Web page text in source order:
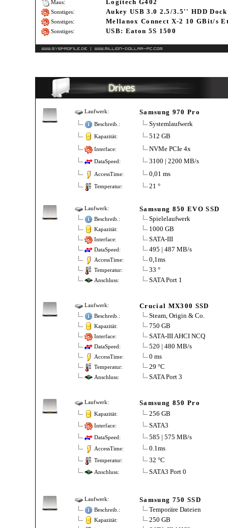
Maus: Logitech G402
Sonstiges: Aukey USB 3.0 2.5/3.5'' HDD Dock
Sonstiges: Mellanox Connect X-2 10 GBit/s
Sonstiges: USB: Eaton 5S 1500
Laufwerk: Samsung 970 Pro
Beschreib.: Systemlaufwerk
Kapazität: 512 GB
Interface: NVMe PCIe 4x
DataSpeed: 3100 | 2200 MB/s
AccessTime: 0,01 ms
Temperatur: 21 °
Laufwerk: Samsung 850 EVO SSD
Beschreib.: Spielelaufwerk
Kapazität: 1000 GB
Interface: SATA-III
DataSpeed: 495 | 487 MB/s
AccessTime: 0,1ms
Temperatur: 33 °
Anschluss: SATA Port 1
Laufwerk: Crucial MX300 SSD
Beschreib.: Steam, Origin & Co.
Kapazität: 750 GB
Interface: SATA-III AHCI NCQ
DataSpeed: 520 | 480 MB/s
AccessTime: 0 ms
Temperatur: 29 °C
Anschluss: SATA Port 3
Laufwerk: Samsung 850 Pro
Kapazität: 256 GB
Interface: SATA3
DataSpeed: 585 | 575 MB/s
AccessTime: 0.1ms
Temperatur: 32 °C
Anschluss: SATA3 Port 0
Laufwerk: Samsung 750 SSD
Beschreib.: Temporäre Dateien
Kapazität: 250 GB